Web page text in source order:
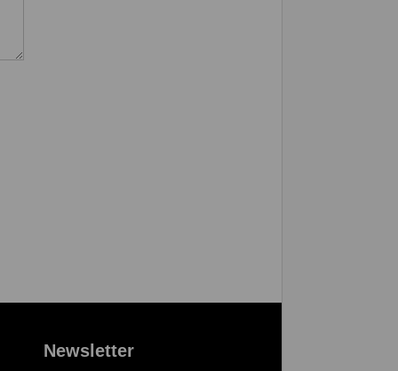
Newsletter